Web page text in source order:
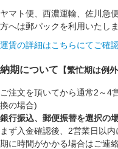
ヤマト便、西濃運輸、佐川急
方へは郵パックを利用いたしま
運賃の詳細はこちらにてご確
納期について 【繁忙期は例外
ご注文を頂いてから通常2～4
換の場合)
銀行振込、郵便振替を選択の
まず入金確認後、2営業日以
期に時間がかかる場合はご連